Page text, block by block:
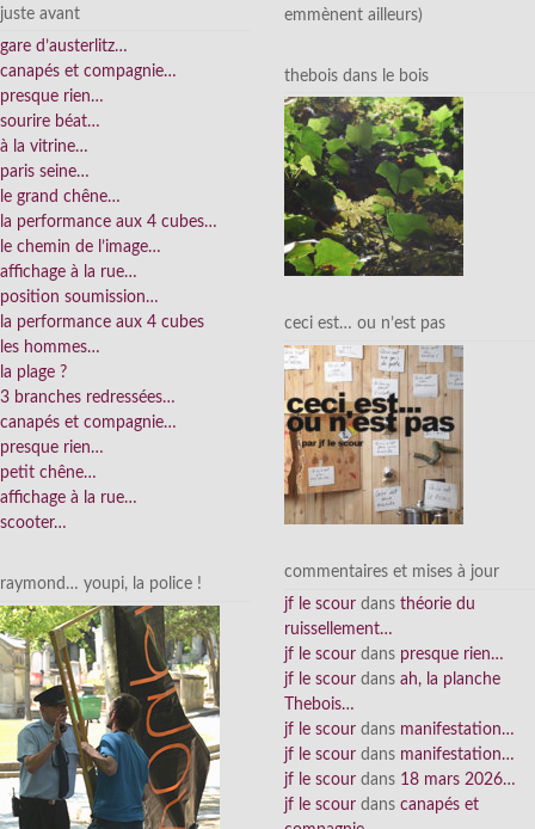
juste avant
gare d’austerlitz…
canapés et compagnie…
presque rien…
sourire béat…
à la vitrine…
paris seine…
le grand chêne…
la performance aux 4 cubes…
le chemin de l’image…
affichage à la rue…
position soumission…
la performance aux 4 cubes
les hommes…
la plage ?
3 branches redressées…
canapés et compagnie…
presque rien…
petit chêne…
affichage à la rue…
scooter…
raymond… youpi, la police !
emmènent ailleurs)
thebois dans le bois
ceci est… ou n’est pas
commentaires et mises à jour
jf le scour dans théorie du
ruissellement…
jf le scour dans presque rien…
jf le scour dans ah, la planche
Thebois…
jf le scour dans manifestation…
jf le scour dans manifestation…
jf le scour dans 18 mars 2026…
jf le scour dans canapés et